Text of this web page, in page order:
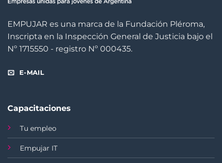
EMPUJAR es una marca de la Fundación Pléroma,
Inscripta en la Inspección General de Justicia bajo el
Nº 1715550 - registro Nº 000435.
E-MAIL
Capacitaciones
Tu empleo
Empujar IT